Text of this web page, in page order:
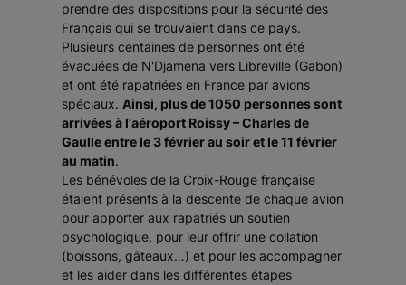
prendre des dispositions pour la sécurité des
Français qui se trouvaient dans ce pays.
Plusieurs centaines de personnes ont été
évacuées de N'Djamena vers Libreville (Gabon)
et ont été rapatriées en France par avions
spéciaux. Ainsi, plus de 1050 personnes sont
arrivées à l'aéroport Roissy – Charles de
Gaulle entre le 3 février au soir et le 11 février
au matin.
Les bénévoles de la Croix-Rouge française
étaient présents à la descente de chaque avion
pour apporter aux rapatriés un soutien
psychologique, pour leur offrir une collation
(boissons, gâteaux…) et pour les accompagner
et les aider dans les différentes étapes